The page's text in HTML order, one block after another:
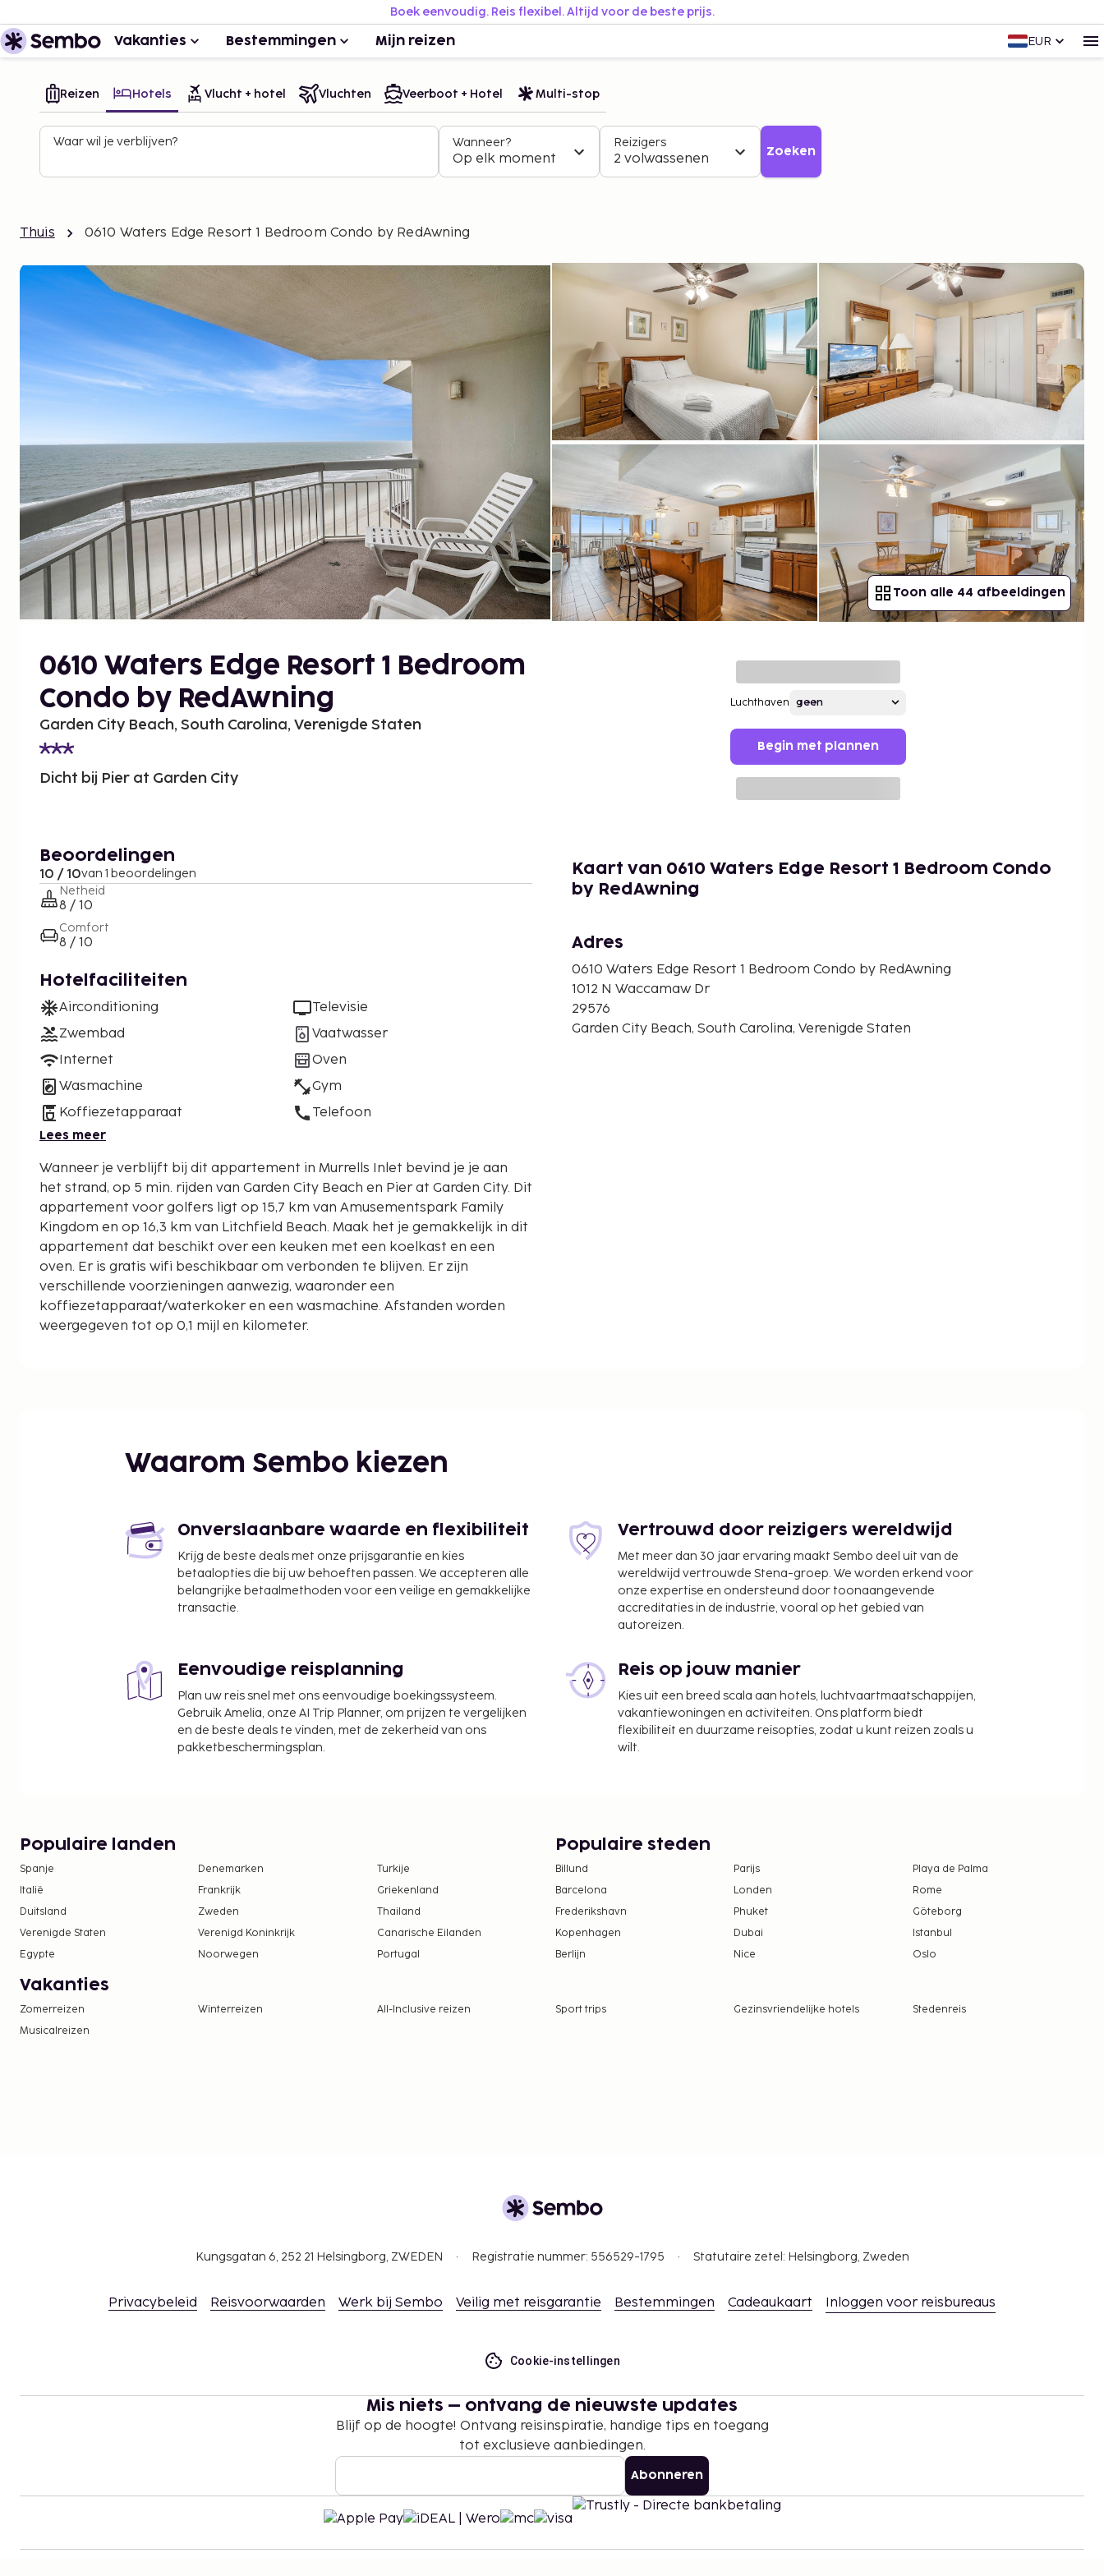
Boek eenvoudig. Reis flexibel. Altijd voor de beste prijs.
Vakanties Bestemmingen Mijn reizen EUR
Reizen Hotels Vlucht + hotel Vluchten Veerboot + Hotel Multi-stop
Waar wil je verblijven? Wanneer?
Op elk moment
Reizigers
2 volwassenen Zoeken
Thuis 0610 Waters Edge Resort 1 Bedroom Condo by RedAwning
Toon alle 44 afbeeldingen
0610 Waters Edge Resort 1 Bedroom
Condo by RedAwning
Garden City Beach, South Carolina, Verenigde Staten
Dicht bij Pier at Garden City
Luchthaven
Begin met plannen
Beoordelingen
10 / 10van 1 beoordelingen
Netheid
8 / 10
Comfort
8 / 10
Hotelfaciliteiten
Airconditioning
Zwembad
Internet
Wasmachine
Koffiezetapparaat
Televisie
Vaatwasser
Oven
Gym
Telefoon
Lees meer
Wanneer je verblijft bij dit appartement in Murrells Inlet bevind je je aan
het strand, op 5 min. rijden van Garden City Beach en Pier at Garden City. Dit
appartement voor golfers ligt op 15,7 km van Amusementspark Family
Kingdom en op 16,3 km van Litchfield Beach. Maak het je gemakkelijk in dit
appartement dat beschikt over een keuken met een koelkast en een
oven. Er is gratis wifi beschikbaar om verbonden te blijven. Er zijn
verschillende voorzieningen aanwezig, waaronder een
koffiezetapparaat/waterkoker en een wasmachine. Afstanden worden
weergegeven tot op 0,1 mijl en kilometer.
Tupelo Bay Golf Center - 2,5 km
All Children's Park - 2,7 km
Garden City Beach - 3,3 km
Surfside Dog Park - 3,4 km
Surfside Beach Public Library - 3,4 km
Celebration Music Theatre - 3,9 km
Surfside Beach Town Hall - 4,2 km
Myrtle Beach, South Carolina (MYR) - 15,6 km
North Myrtle Beach, SC (CRE-Grand Strand) - 54,7 km
Enkele van de voorzieningen zijn een geldautomaat/bankservice en een
lift. Loop vooral de recreatieve voorzieningen zoals een binnenzwembad
Kaart van 0610 Waters Edge Resort 1 Bedroom Condo
by RedAwning
Adres
0610 Waters Edge Resort 1 Bedroom Condo by RedAwning
1012 N Waccamaw Dr
29576
Garden City Beach, South Carolina, Verenigde Staten
Waarom Sembo kiezen
Onverslaanbare waarde en flexibiliteit
Krijg de beste deals met onze prijsgarantie en kies
betaalopties die bij uw behoeften passen. We accepteren alle
belangrijke betaalmethoden voor een veilige en gemakkelijke
transactie.
Vertrouwd door reizigers wereldwijd
Met meer dan 30 jaar ervaring maakt Sembo deel uit van de
wereldwijd vertrouwde Stena-groep. We worden erkend voor
onze expertise en ondersteund door toonaangevende
accreditaties in de industrie, vooral op het gebied van
autoreizen.
Eenvoudige reisplanning
Plan uw reis snel met ons eenvoudige boekingssysteem.
Gebruik Amelia, onze AI Trip Planner, om prijzen te vergelijken
en de beste deals te vinden, met de zekerheid van ons
pakketbeschermingsplan.
Reis op jouw manier
Kies uit een breed scala aan hotels, luchtvaartmaatschappijen,
vakantiewoningen en activiteiten. Ons platform biedt
flexibiliteit en duurzame reisopties, zodat u kunt reizen zoals u
wilt.
Populaire landen
Spanje Denemarken
Turkije
Italië
Frankrijk
Griekenland
Duitsland
Zweden
Thailand
Verenigde Staten
Verenigd Koninkrijk
Canarische Eilanden
Egypte
Noorwegen Portugal
Populaire steden
Billund Parijs
Playa de Palma
Barcelona
Londen
Rome
Frederikshavn
Phuket
Göteborg
Kopenhagen
Dubai
Istanbul
Berlijn
Nice Oslo
Vakanties
Zomerreizen Winterreizen All-Inclusive reizen Sport trips Gezinsvriendelijke hotels
Stedenreis
Musicalreizen
Kungsgatan 6, 252 21 Helsingborg, ZWEDEN Registratie nummer: 556529-1795 Statutaire zetel: Helsingborg, Zweden
Privacybeleid Reisvoorwaarden Werk bij Sembo Veilig met reisgarantie Bestemmingen Cadeaukaart Inloggen voor reisbureaus
Cookie-instellingen
Mis niets – ontvang de nieuwste updates
Blijf op de hoogte! Ontvang reisinspiratie, handige tips en toegang
tot exclusieve aanbiedingen.
Abonneren